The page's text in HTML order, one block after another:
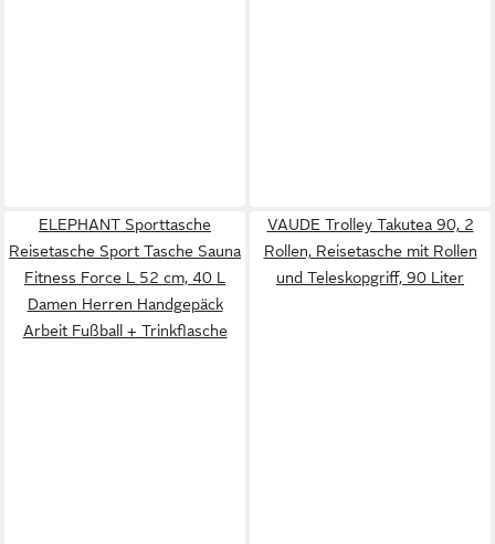
ELEPHANT Sporttasche
Reisetasche Sport Tasche Sauna
Fitness Force L 52 cm, 40 L
Damen Herren Handgepäck
Arbeit Fußball + Trinkflasche
VAUDE Trolley Takutea 90, 2
Rollen, Reisetasche mit Rollen
und Teleskopgriff, 90 Liter